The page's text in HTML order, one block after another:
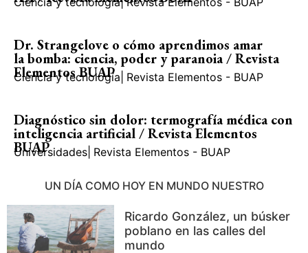
Dr. Strangelove o cómo aprendimos amar
la bomba: ciencia, poder y paranoia / Revista
Elementos BUAP
Ciencia y tecnología Revista Elementos - BUAP
Diagnóstico sin dolor: termografía médica con
inteligencia artificial / Revista Elementos
BUAP
Universidades Revista Elementos - BUAP
UN DÍA COMO HOY EN MUNDO NUESTRO
Ricardo González, un búsker
poblano en las calles del
mundo